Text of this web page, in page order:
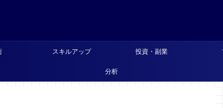
スキルアップ 投資・副業
分析